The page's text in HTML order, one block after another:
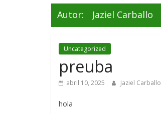
Autor: Jaziel Carballo
Uncategorized
preuba
abril 10, 2025 Jaziel Carballo
hola